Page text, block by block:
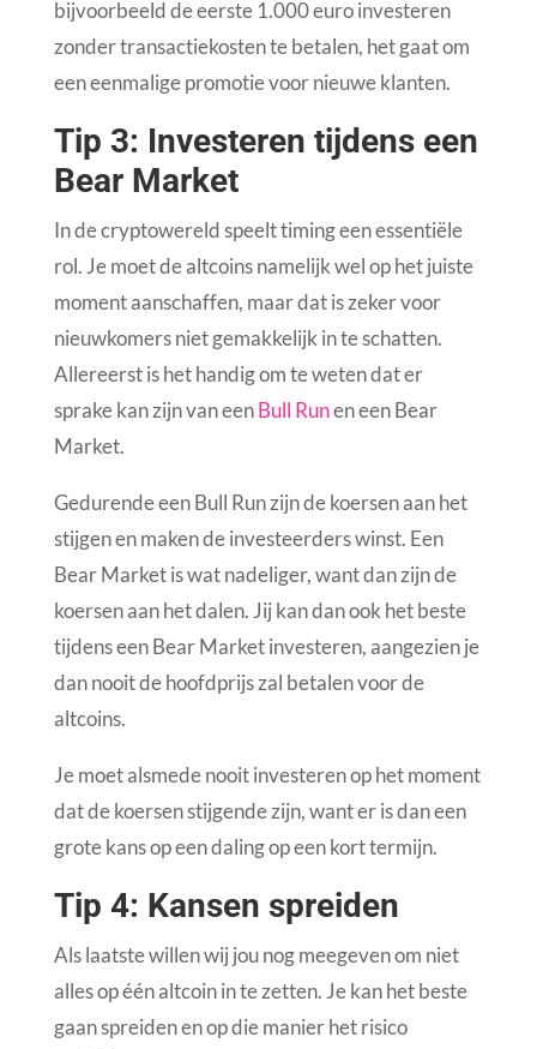
bijvoorbeeld de eerste 1.000 euro investeren
zonder transactiekosten te betalen, het gaat om
een eenmalige promotie voor nieuwe klanten.
Tip 3: Investeren tijdens een
Bear Market
In de cryptowereld speelt timing een essentiële
rol. Je moet de altcoins namelijk wel op het juiste
moment aanschaffen, maar dat is zeker voor
nieuwkomers niet gemakkelijk in te schatten.
Allereerst is het handig om te weten dat er
sprake kan zijn van eenBull Runen een Bear
Market.
Gedurende een Bull Run zijn de koersen aan het
stijgen en maken de investeerders winst. Een
Bear Market is wat nadeliger, want dan zijn de
koersen aan het dalen. Jij kan dan ook het beste
tijdens een Bear Market investeren, aangezien je
dan nooit de hoofdprijs zal betalen voor de
altcoins.
Je moet alsmede nooit investeren op het moment
dat de koersen stijgende zijn, want er is dan een
grote kans op een daling op een kort termijn.
Tip 4: Kansen spreiden
Als laatste willen wij jou nog meegeven om niet
alles op één altcoin in te zetten. Je kan het beste
gaan spreiden en op die manier het risico